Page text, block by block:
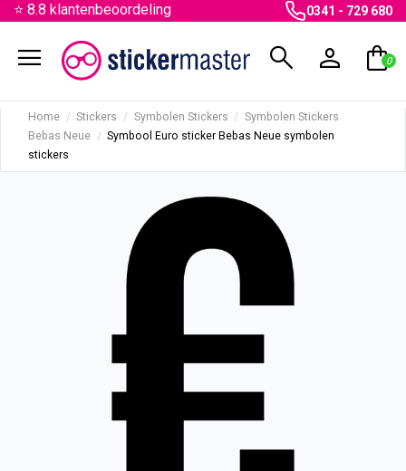
⭐ 8.8 klantenbeoordeling 0341 - 729 680
menu search person shopping_bag
0
Home Stickers Symbolen Stickers
Symbolen Stickers
Bebas Neue
Symbool Euro sticker Bebas Neue symbolen
stickers